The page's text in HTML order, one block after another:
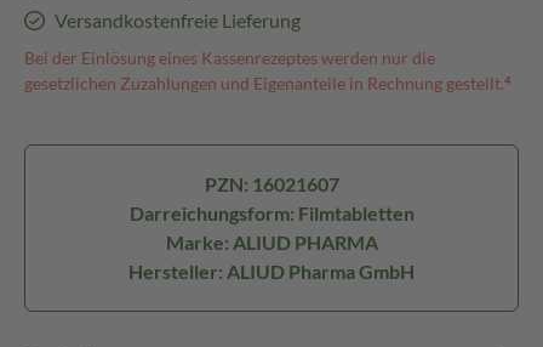
Versandkostenfreie Lieferung
Bei der Einlösung eines Kassenrezeptes werden nur die
gesetzlichen Zuzahlungen und Eigenanteile in Rechnung gestellt.⁴
PZN: 16021607
Darreichungsform: Filmtabletten
Marke: ALIUD PHARMA
Hersteller: ALIUD Pharma GmbH